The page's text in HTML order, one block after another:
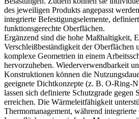
des jeweiligen Produkts angepasst
integrierte Befestigungselemente,
funktionsgerechte Oberflächen.
Ergänzend sind die hohe Maßhaltigkeit,
Verschleißbeständigkeit der Oberflächen
komplexe Geometrien in einem
hervorzuheben. Wiederverwendbarkeit
Konstruktionen können die
geeignete Dichtkonzepte (z. B. O-Ring-
lassen sich definierte Schutzgrade gegen
erreichen. Die Wärmeleitfähigkeit
Thermomanagement, während